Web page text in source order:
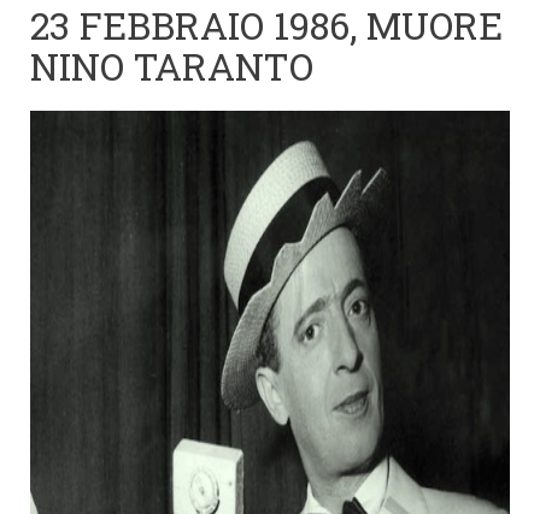
23 FEBBRAIO 1986, MUORE
NINO TARANTO